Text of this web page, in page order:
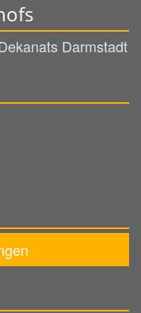
Darmstadt